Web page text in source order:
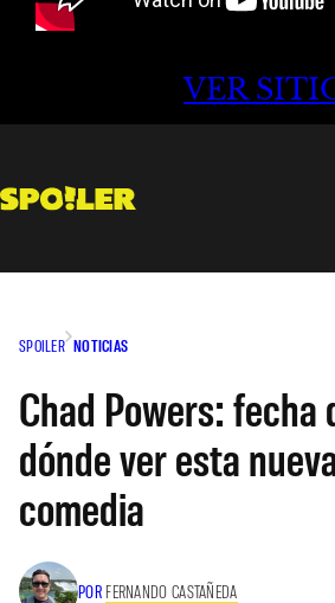
VER
SPOILER NOTICIAS
Chad Powers: fecha
dónde ver esta
comedia
POR FERNANDO CASTAÑEDA